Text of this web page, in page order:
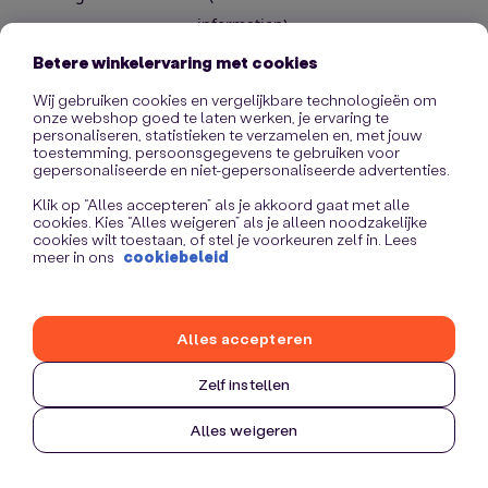
information).
Betere winkelervaring met cookies
Wij gebruiken cookies en vergelijkbare technologieën om
onze webshop goed te laten werken, je ervaring te
personaliseren, statistieken te verzamelen en, met jouw
toestemming, persoonsgegevens te gebruiken voor
gepersonaliseerde en niet-gepersonaliseerde advertenties.
Klik op “Alles accepteren” als je akkoord gaat met alle
cookies. Kies “Alles weigeren” als je alleen noodzakelijke
cookies wilt toestaan, of stel je voorkeuren zelf in. Lees
meer in ons cookiebeleid
Zelf instellen
Alles weigeren
Alles accepteren